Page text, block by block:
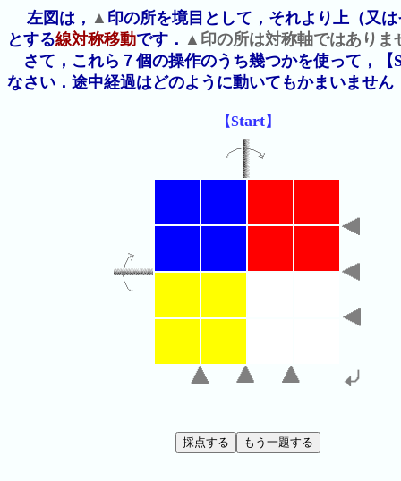
左図は， ▲ 印の所を境目として，それより上（又
とする線対称移動です． ▲印の所は対称軸ではありま
さて，これら７個の操作のうち幾つかを使って，
なさい．途中経過はどのように動いてもかまいません
【Start】